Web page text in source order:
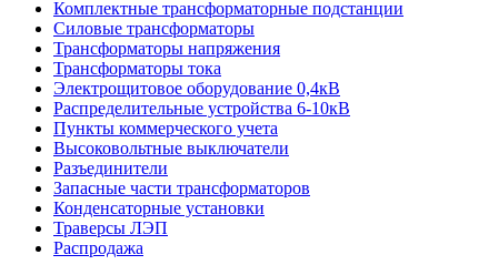
Комплектные трансформаторные подстанции
Силовые трансформаторы
Трансформаторы напряжения
Трансформаторы тока
Электрощитовое оборудование 0,4кВ
Распределительные устройства 6-10кВ
Пункты коммерческого учета
Высоковольтные выключатели
Разъединители
Запасные части трансформаторов
Конденсаторные установки
Траверсы ЛЭП
Распродажа